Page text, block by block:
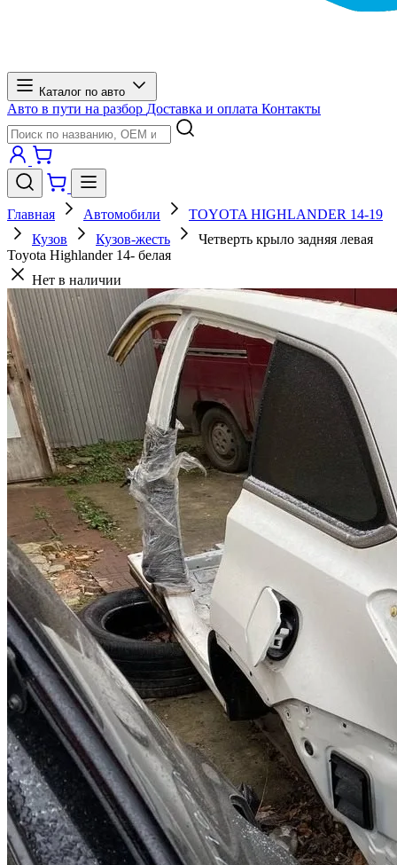
Каталог по авто
Авто в пути на разбор Доставка и оплата Контакты
Главная Автомобили
TOYOTA HIGHLANDER 14-19
Кузов
Кузов-жесть
Четверть крыло задняя левая
Toyota Highlander 14- белая
Нет в наличии